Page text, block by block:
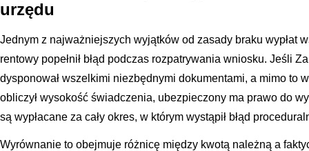
urzędu
Jednym z najważniejszych wyjątków od zasady braku wypłat
rentowy popełnił błąd podczas rozpatrywania wniosku. Jeśli
dysponował wszelkimi niezbędnymi dokumentami, a mimo to
obliczył wysokość świadczenia, ubezpieczony ma prawo do
są wypłacane za cały okres, w którym wystąpił błąd
Wyrównanie to obejmuje różnicę między kwotą należną a